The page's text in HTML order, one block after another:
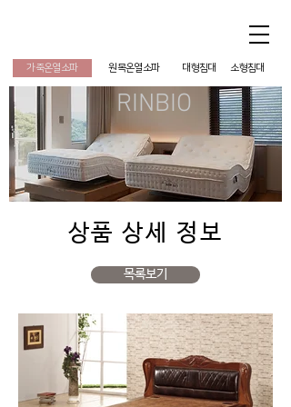
가죽온열소파 원목온열소파 대형침대 소형침대
RINBIO
상품 상세 정보
목록보기